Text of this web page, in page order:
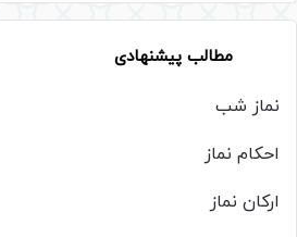
مطالب پیشنهادی
نماز شب
احکام نماز
ارکان نماز